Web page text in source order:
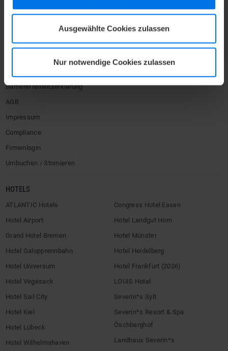
Ausgewählte Cookies zulassen
Nur notwendige Cookies zulassen
HOTEL
Karriere
Barrierefreiheitserklärung
AGB
Impressum
Compliance
Firmenlogin
Umbuchen / Stornieren
HOTELS
ATLANTIC Hotels
Hotel Airport
Grand Hotel Bremen
Hotel Galopprennbahn
Hotel Universum
Hotel Vegesack
Hotel Sail City
Hotel Kiel
Hotel Lübeck
Hotel Wilhelmshaven
Congress Hotel Essen
Hotel Landgut Horn
Hotel Münster
Hotel Heidelberg
Hotel Frankfurt (2026)
LOUIS Hotel
Severin*s Sylt
Severin*s Resort & Spa
Öschberghof
Landhaus Severin*s